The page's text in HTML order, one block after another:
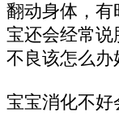
翻动身体，有
宝还会经常
不良该怎么办
宝宝消化不好